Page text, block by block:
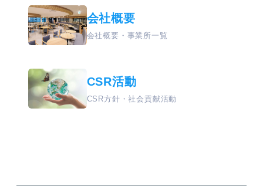
会社概要
会社概要・事業所一覧
CSR活動
CSR方針・社会貢献活動